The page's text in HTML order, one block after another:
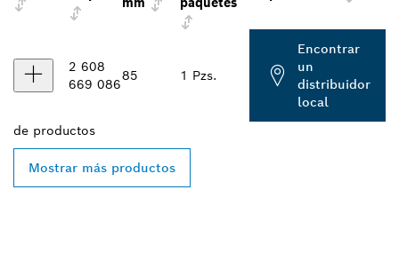
2 608
669 086
85 1 Pzs.
Encontrar
un
distribuidor
local
de productos
Mostrar más productos